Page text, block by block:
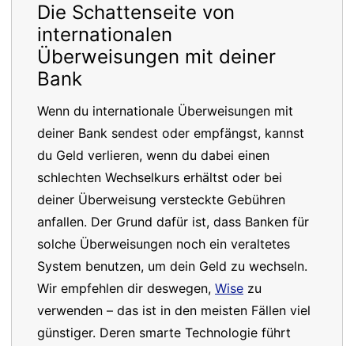
Die Schattenseite von
internationalen
Überweisungen mit deiner
Bank
Wenn du internationale Überweisungen mit
deiner Bank sendest oder empfängst, kannst
du Geld verlieren, wenn du dabei einen
schlechten Wechselkurs erhältst oder bei
deiner Überweisung versteckte Gebühren
anfallen. Der Grund dafür ist, dass Banken für
solche Überweisungen noch ein veraltetes
System benutzen, um dein Geld zu wechseln.
Wir empfehlen dir deswegen, Wise zu
verwenden – das ist in den meisten Fällen viel
günstiger. Deren smarte Technologie führt